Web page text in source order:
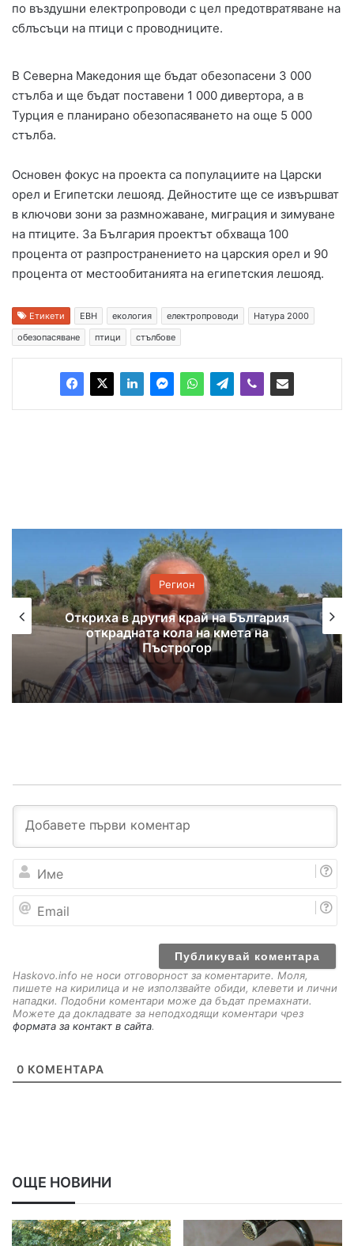
по въздушни електропроводи с цел предотвратяване на
сблъсъци на птици с проводниците.
В Северна Македония ще бъдат обезопасени 3 000
стълба и ще бъдат поставени 1 000 дивертора, а в
Турция е планирано обезопасяването на още 5 000
стълба.
Основен фокус на проекта са популациите на Царски
орел и Египетски лешояд. Дейностите ще се извършват
в ключови зони за размножаване, миграция и зимуване
на птиците. За България проектът обхваща 100
процента от разпространението на царския орел и 90
процента от местообитанията на египетския лешояд.
Етикети ЕВН екология електропроводи
Натура 2000
обезопасяване
птици стълбове
Регион
Откриха в другия край на България
открадната кола на кмета на
Пъстрогор
е
a
Haskovo.info не носи отговорност за коментарите. Моля,
пишете на кирилица и не използвайте обиди, клевети и лични
нападки. Подобни коментари може да бъдат премахнати.
Можете да докладвате за неподходящи коментари чрез
формата за контакт в сайта.
0 КОМЕНТАРА
ОЩЕ НОВИНИ